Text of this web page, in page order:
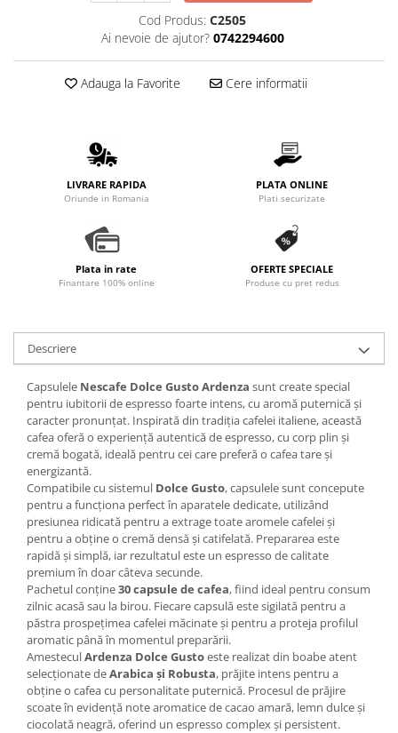
Cod Produs: C2505
Ai nevoie de ajutor? 0742294600
Adauga la Favorite Cere informatii
LIVRARE RAPIDA
Oriunde in Romania
PLATA ONLINE
Plati securizate
Plata in rate
Finantare 100% online
OFERTE SPECIALE
Produse cu pret redus
Descriere
Capsulele Nescafe Dolce Gusto Ardenza sunt create special
pentru iubitorii de espresso foarte intens, cu aromă puternică și
caracter pronunțat. Inspirată din tradiția cafelei italiene, această
cafea oferă o experiență autentică de espresso, cu corp plin și
cremă bogată, ideală pentru cei care preferă o cafea tare și
energizantă.
Compatibile cu sistemul Dolce Gusto, capsulele sunt concepute
pentru a funcționa perfect în aparatele dedicate, utilizând
presiunea ridicată pentru a extrage toate aromele cafelei și
pentru a obține o cremă densă și catifelată. Prepararea este
rapidă și simplă, iar rezultatul este un espresso de calitate
premium în doar câteva secunde.
Pachetul conține30 capsule de cafea, fiind ideal pentru consum
zilnic acasă sau la birou. Fiecare capsulă este sigilată pentru a
păstra prospețimea cafelei măcinate și pentru a proteja profilul
aromatic până în momentul preparării.
AmesteculArdenza Dolce Gustoeste realizat din boabe atent
selecționate deArabica și Robusta, prăjite intens pentru a
obține o cafea cu personalitate puternică. Procesul de prăjire
scoate în evidență note aromatice de cacao amară, lemn dulce și
ciocolată neagră, oferind un espresso complex și persistent.